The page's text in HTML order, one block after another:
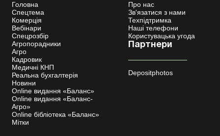
Головна
Спецтема
Комерція
Вебінари
Спецрозбір
Агропорадники
Агро
Кадровик
Медичні КНП
Реальна бухгалтерія
Новини
Online видання «Баланс»
Online видання «Баланс-
Агро»
Online бібліотека «Баланс»
Мітки
Про нас
Зв'язатися з нами
Техпідтримка
Наші телефони
Користувацька угода
Партнери
Depositphotos